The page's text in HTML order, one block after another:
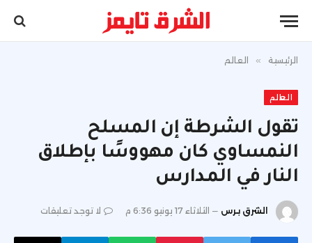
الرئيسية » العالم
العالم
تقول الشرطة إن المسلح
النمساوي كان مهووسًا بإطلاق
النار في المدارس
الشرق برس الثلاثاء 17 يونيو 6:36 م لا توجد تعليقات